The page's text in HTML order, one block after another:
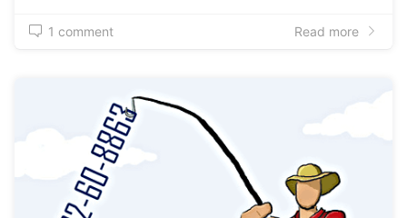
1 comment Read more